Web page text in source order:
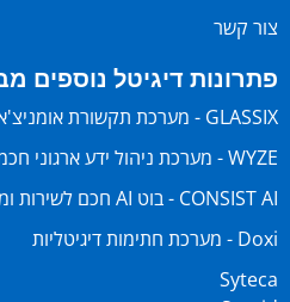
צור קשר
פתרונות דיגיטל נוספים
GLASSIX - מערכת תקשורת אומניצ'אנל לשירות ומכירות
WYZE - מערכת ניהול ידע ארגוני חכמה
CONSIST AI - בוט AI חכם לשירות ומכירות
Doxi - מערכת חתימות דיגיטליות
Syteca